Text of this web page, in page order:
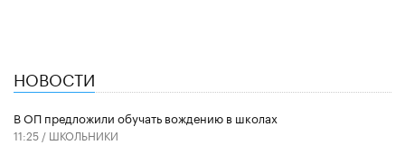
НОВОСТИ
В ОП предложили обучать вождению в школах
11:25 / ШКОЛЬНИКИ